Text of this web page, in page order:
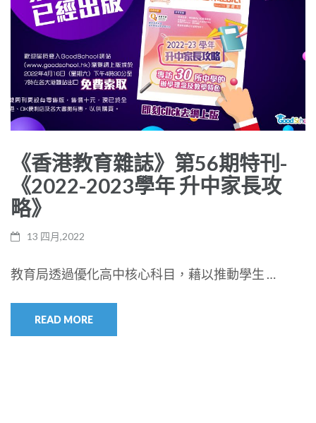
《香港教育雜誌》第56期特刊-
《2022-2023學年 升中家長攻
略》
13 四月,2022
教育局透過優化高中核心科目，藉以推動學生 …
READ MORE